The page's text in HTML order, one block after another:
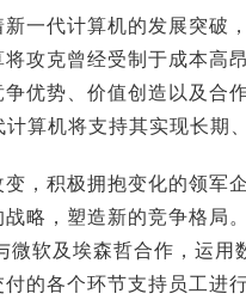
新一代计算机的发展突破
攻克曾经受制于成本高
优势、价值创造以及合
算机将支持其实现长期
，积极拥抱变化的领军
略，塑造新的竞争格局
软及埃森哲合作，运用
的各个环节支持员工进